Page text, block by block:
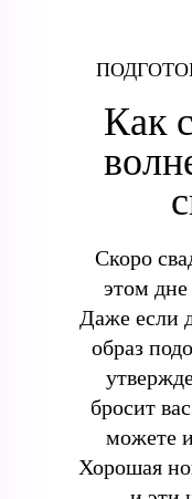
Как
Скоро
этом дне
Даже если
образ
бросит
можете
Хорошая